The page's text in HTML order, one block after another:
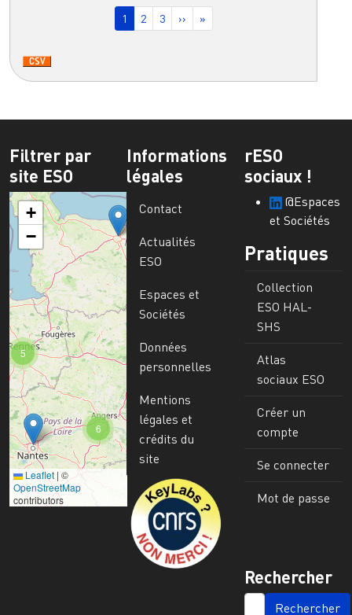
Page courante
1 Page
2 Page
3 Page suivante
›› Dernière page
»
Filtrer par
site ESO
6
5
+
−
Leaflet | ©
OpenStreetMap
contributors
Informations
légales
Contact
Actualités
ESO
Espaces et
Sociétés
Données
personnelles
Mentions
légales et
crédits du
site
Image
rESO
sociaux !
@Espaces
et Sociétés
Pratiques
Collection
ESO HAL-
SHS
Atlas
sociaux ESO
Créer un
compte
Se connecter
Mot de passe
Rechercher
SEARCH